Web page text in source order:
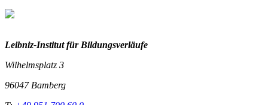
Leibniz-Institut für Bildungsverläufe
Wilhelmsplatz 3
96047 Bamberg